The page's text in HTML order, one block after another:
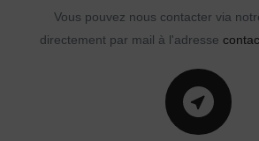
Vous pouvez nous contacter via
directement par mail à l'adresse